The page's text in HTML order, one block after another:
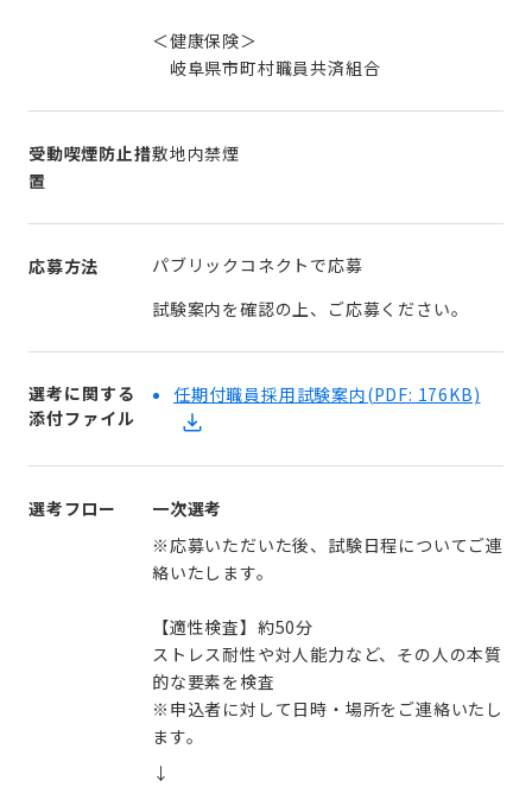
＜健康保険＞
岐阜県市町村職員共済組合
受動喫煙防止措
置
敷地内禁煙
応募方法
パブリックコネクトで応募
試験案内を確認の上、ご応募ください。
選考に関する
添付ファイル
任期付職員採用試験案内(PDF: 176KB)
選考フロー
一次選考
※応募いただいた後、試験日程についてご連
絡いたします。
【適性検査】約50分
ストレス耐性や対人能力など、その人の本質
的な要素を検査
※申込者に対して日時・場所をご連絡いたし
ます。
↓